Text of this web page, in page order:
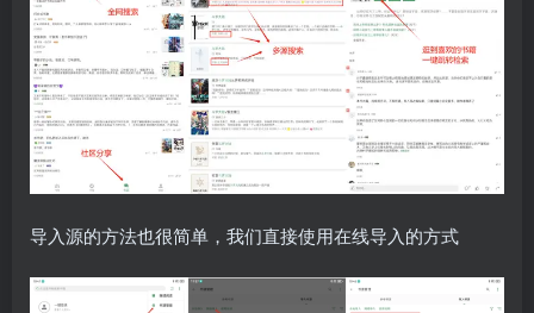
导入源的方法也很简单，我们直接使用在线导入的方式